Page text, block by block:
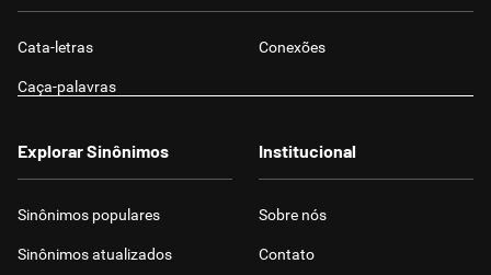
Cata-letras Conexões
Caça-palavras
Explorar Sinônimos
Sinônimos populares
Sinônimos atualizados
Institucional
Sobre nós
Contato